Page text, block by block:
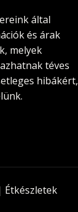
által
és árak
melyek
téves
hibákért,